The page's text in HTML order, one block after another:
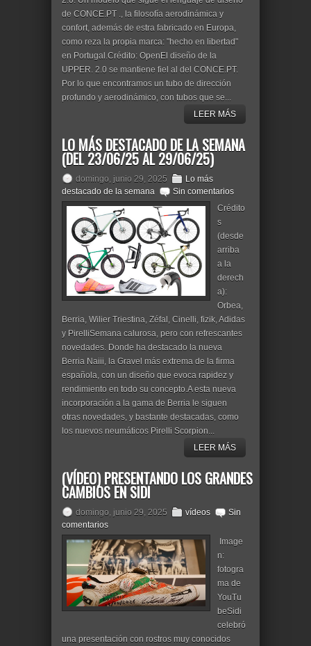
de CONCE.PT ., la filosofía aerodinámica y
confort, además de estra fabricado en Europa,
como reza la propia marca: "hecho en libertad"
en Portugal.Crédito: OpenEl diseño de la
UPPER. 2.0 se mantiene fiel al del CONCE.PT.
Por lo que encontramos un tubo de dirección
profundo y aerodinámico, con tubos que se...
LEER MÁS
LO MÁS DESTACADO DE LA SEMANA
(DEL 23/06/25 AL 29/06/25)
domingo, junio 29, 2025
Lo más
destacado de la semana
Sin comentarios
Crédito
s
(desde
arriba
a la
derech
a):
Orbea,
Berria, Wilier Triestina, Zéfal, Cinelli, fizik, Adidas
y PirelliSemana calurosa, pero con refrescantes
novedades. Donde ha destacado la nueva
Berria Naiii, la Gravel más extrema de la firma
española, con un diseño que evoca rapidez y
rendimiento en todo su concepto.A esta nueva
incorporación a la gama de Berria le siguen
otras novedades, y bastante destacadas, como
los nuevos neumáticos Pirelli Scorpion...
LEER MÁS
(VÍDEO) PRESENTANDO LOS GRANDES
CAMBIOS EN SIDI
domingo, junio 29, 2025 vídeos
Sin
comentarios
Image
n:
fotogra
ma de
YouTu
beSidi
celebró
una presentación con rostros muy conocidos